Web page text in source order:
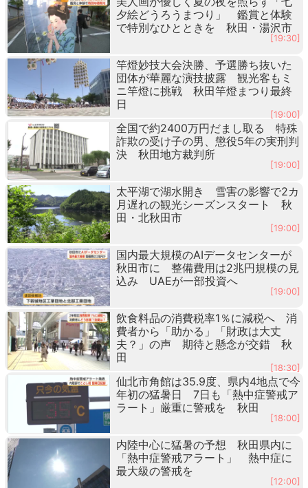
夕絵どうろうまつり」 鑑賞と体験
で特別なひとときを 秋田・湯沢市
[19:30]
竿燈妙技大会決勝、予選勝ち抜いた
団体が華麗な演技披露 観光客もミ
ニ竿燈に挑戦 秋田竿燈まつり最終
日
[19:00]
全国で約2400万円だまし取る 特殊
詐欺の受け子の男、懲役5年の実刑判
決 秋田地方裁判所
[19:00]
太平湖で湖水開き 雪害の影響で2カ
月遅れの観光シーズンスタート 秋
田・北秋田市
[19:00]
国内最大規模のAIデータセンターが
秋田市に 整備費用は2兆円規模の見
込み UAEが一部投資へ
[19:00]
飲食料品の消費税率1％に減税へ 消
費者から「助かる」「財政は大丈
夫？」の声 期待と懸念が交錯 秋
田
[18:30]
仙北市角館は35.9度、県内4地点で今
年初の猛暑日 7日も「熱中症警戒ア
ラート」厳重に警戒を 秋田
[18:00]
内陸中心に猛暑の予想 秋田県内に
「熱中症警戒アラート」 熱中症に
最大級の警戒を
[12:00]